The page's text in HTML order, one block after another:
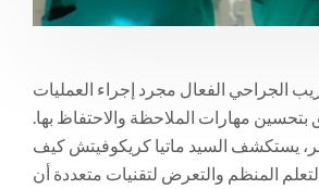
الجراحي الفعال مجرد إجراء العمليات
بتحسين مهارات الملاحظة والاحتفاظ بها.
يستكشف السيد ماتيا كريكوفيتش كيف
المنظم والتعرض لتقنيات متعددة أن